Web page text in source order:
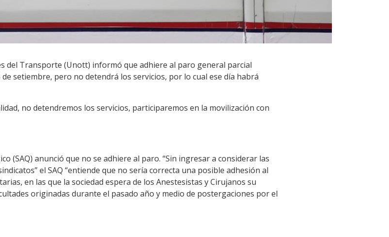
del Transporte (Unott) informó que adhiere al paro general parcial
setiembre, pero no detendrá los servicios, por lo cual ese día habrá
no detendremos los servicios, participaremos en la movilización con
(SAQ) anunció que no se adhiere al paro. “Sin ingresar a considerar las
el SAQ “entiende que no sería correcta una posible adhesión al
en las que la sociedad espera de los Anestesistas y Cirujanos su
originadas durante el pasado año y medio de postergaciones por el